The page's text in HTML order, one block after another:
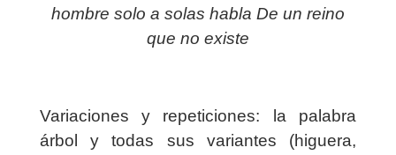
hombre solo a solas habla De un reino
que no existe
Variaciones y repeticiones: la palabra
árbol y todas sus variantes (higuera,